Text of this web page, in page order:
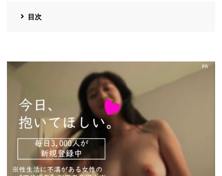
目次
https://pcmax.jp/lp/?